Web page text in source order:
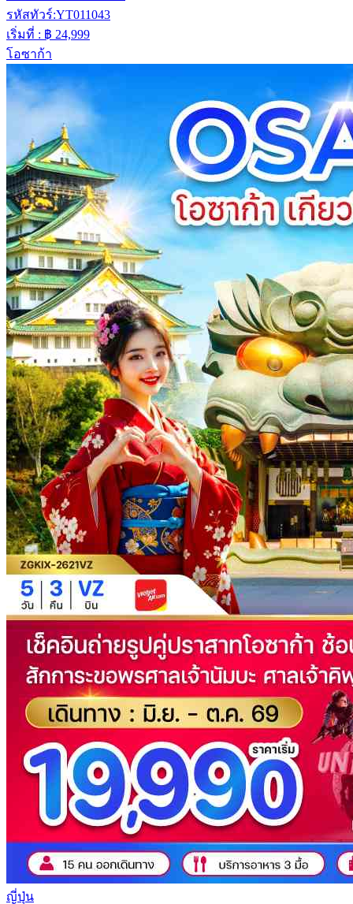
รหัสทัวร์:YT011043
เริ่มที่ : ฿ 24,999
โอซาก้า
ญี่ปุ่น